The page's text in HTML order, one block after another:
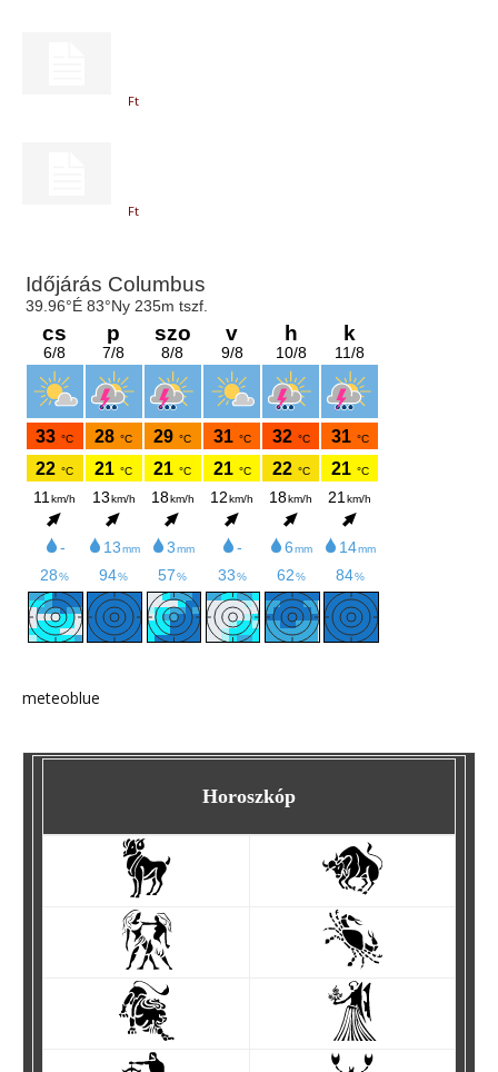
Ft
Ft
meteoblue
Horoszkóp